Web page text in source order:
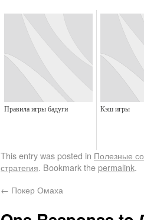
Правила игры бадуги Кэш игры
This entry was posted in Полезные
стратегия. Bookmark thepermalink.
← Покер Омаха